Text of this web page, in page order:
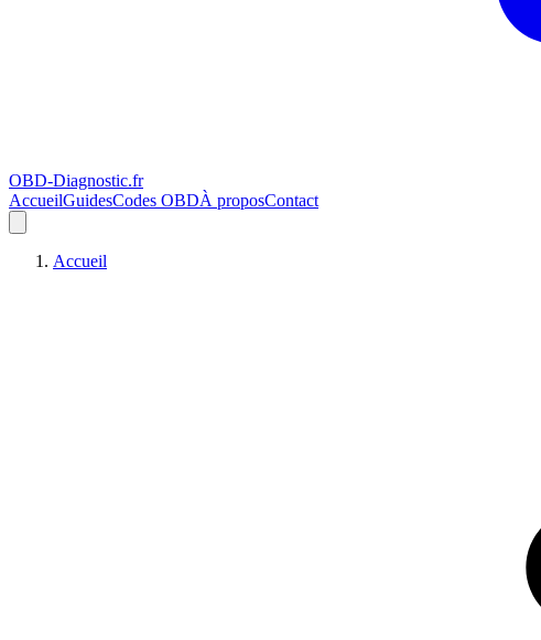
OBD-Diagnostic.fr
AccueilGuidesCodes OBDÀ proposContact
Accueil